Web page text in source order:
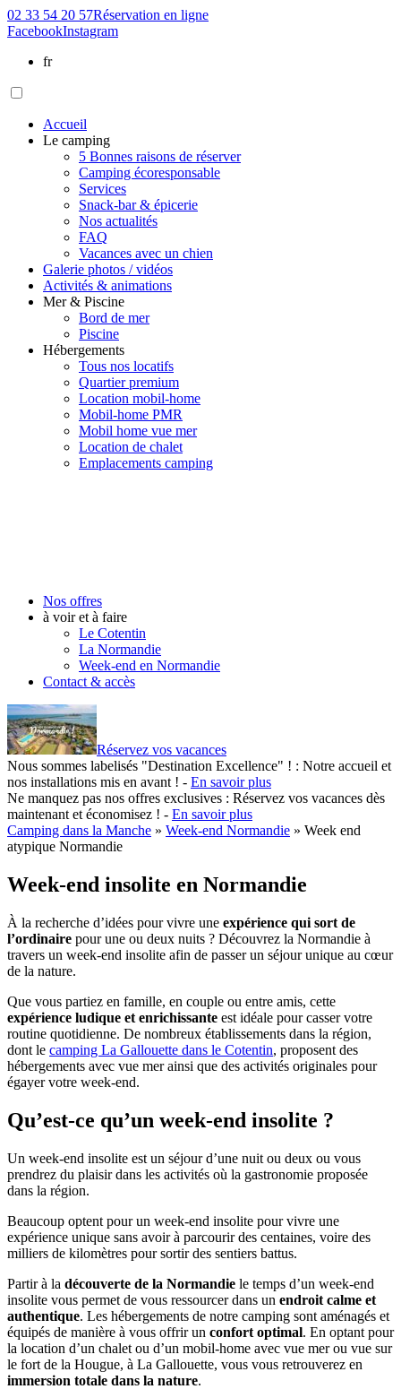
02 33 54 20 57Réservation en ligne
FacebookInstagram
fr
Accueil
Le camping
5 Bonnes raisons de réserver
Camping écoresponsable
Services
Snack-bar & épicerie
Nos actualités
FAQ
Vacances avec un chien
Galerie photos / vidéos
Activités & animations
Mer & Piscine
Bord de mer
Piscine
Hébergements
Tous nos locatifs
Quartier premium
Location mobil-home
Mobil-home PMR
Mobil home vue mer
Location de chalet
Emplacements camping
Nos offres
à voir et à faire
Le Cotentin
La Normandie
Week-end en Normandie
Contact & accès
Réservez vos vacances
Nous sommes labelisés "Destination Excellence" ! : Notre accueil et
nos installations mis en avant ! - En savoir plus
Ne manquez pas nos offres exclusives : Réservez vos vacances dès
maintenant et économisez ! - En savoir plus
Camping dans la Manche » Week-end Normandie » Week end
atypique Normandie
Week-end insolite en Normandie
À la recherche d’idées pour vivre une expérience qui sort de
l’ordinaire pour une ou deux nuits ? Découvrez la Normandie à
travers un week-end insolite afin de passer un séjour unique au cœur
de la nature.
Que vous partiez en famille, en couple ou entre amis, cette
expérience ludique et enrichissante est idéale pour casser votre
routine quotidienne. De nombreux établissements dans la région,
dont le camping La Gallouette dans le Cotentin, proposent des
hébergements avec vue mer ainsi que des activités originales pour
égayer votre week-end.
Qu’est-ce qu’un week-end insolite ?
Un week-end insolite est un séjour d’une nuit ou deux ou vous
prendrez du plaisir dans les activités où la gastronomie proposée
dans la région.
Beaucoup optent pour un week-end insolite pour vivre une
expérience unique sans avoir à parcourir des centaines, voire des
milliers de kilomètres pour sortir des sentiers battus.
Partir à la découverte de la Normandie le temps d’un week-end
insolite vous permet de vous ressourcer dans un endroit calme et
authentique. Les hébergements de notre camping sont aménagés et
équipés de manière à vous offrir un confort optimal. En optant pour
la location d’un chalet ou d’un mobil-home avec vue mer ou vue sur
le fort de la Hougue, à La Gallouette, vous vous retrouverez en
immersion totale dans la nature.